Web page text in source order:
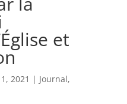
et
2021 | Journal,